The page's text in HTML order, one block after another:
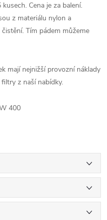
Cena je za balení.
z materiálu nylon a
Tím pádem můžeme
mají nejnižší provozní náklady
z naší nabídky.
400